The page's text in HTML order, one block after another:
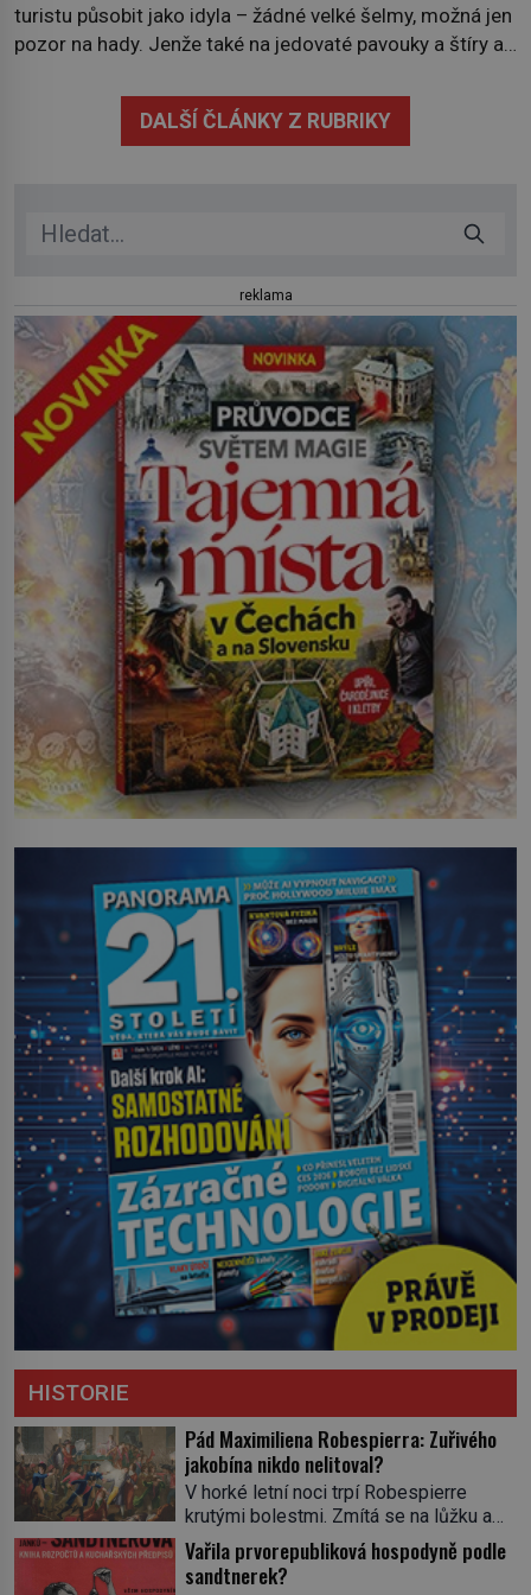
turistu působit jako idyla – žádné velké šelmy, možná jen
pozor na hady. Jenže také na jedovaté pavouky a štíry a
Stačí letmý dotyk a ozve se pronikavá bolest, která
přetrvává i týdny. Nenápadný tento […]
DALŠÍ ČLÁNKY Z RUBRIKY
reklama
HISTORIE
Pád Maximiliena Robespierra: Zuřivého
jakobína nikdo nelitoval?
V horké letní noci trpí Robespierre
krutými bolestmi. Zmítá se na lůžku a
hlavou mu víří kolotoč myšlenek. Když
se probere z mdlob, vzpomene si na
jednu z pařížských jasnovidek, kterou
Vařila prvorepubliková hospodyně podle
sandtnerek?